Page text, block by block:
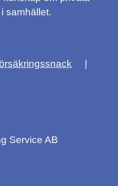
samhället.
Service AB